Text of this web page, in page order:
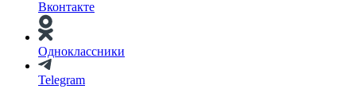
Вконтакте
Одноклассники
Telegram